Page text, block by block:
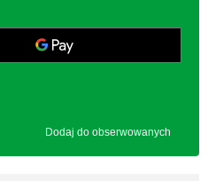
Dodaj do obserwowanych